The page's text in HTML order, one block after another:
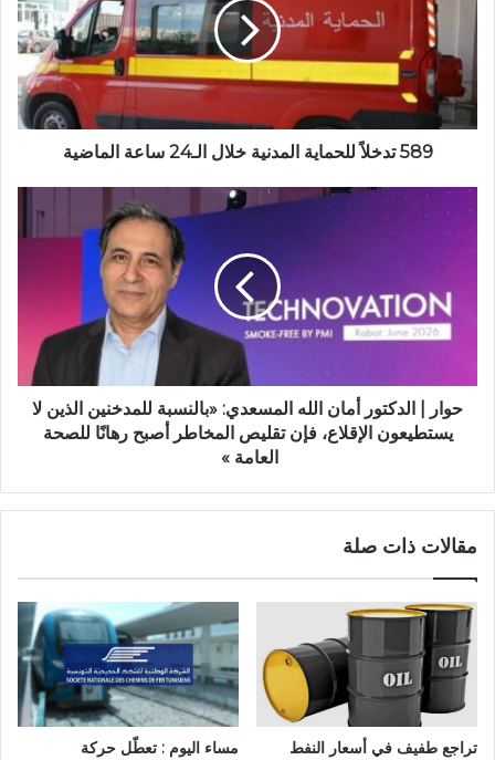
589 تدخلاً للحماية المدنية خلال الـ24 ساعة الماضية
حوار | الدكتور أمان الله المسعدي: «بالنسبة للمدخنين الذين لا
يستطيعون الإقلاع، فإن تقليص المخاطر أصبح رهانًا للصحة
العامة »
مقالات ذات صلة
تراجع طفيف في أسعار النفط
مساء اليوم : تعطّل حركة